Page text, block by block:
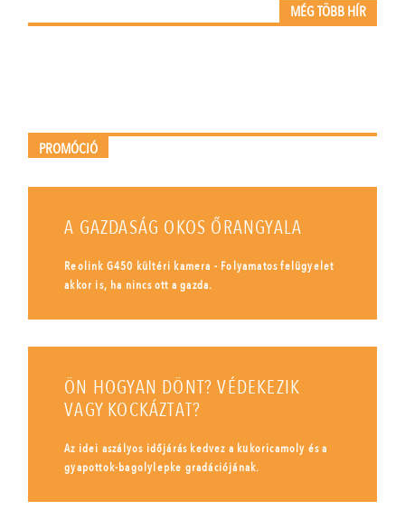
MÉG TÖBB HÍR
PROMÓCIÓ
A GAZDASÁG OKOS ŐRANGYALA
Reolink G450 kültéri kamera - Folyamatos felügyelet
akkor is, ha nincs ott a gazda.
ÖN HOGYAN DÖNT? VÉDEKEZIK
VAGY KOCKÁZTAT?
Az idei aszályos időjárás kedvez a kukoricamoly és a
gyapottok-bagolylepke gradációjának.